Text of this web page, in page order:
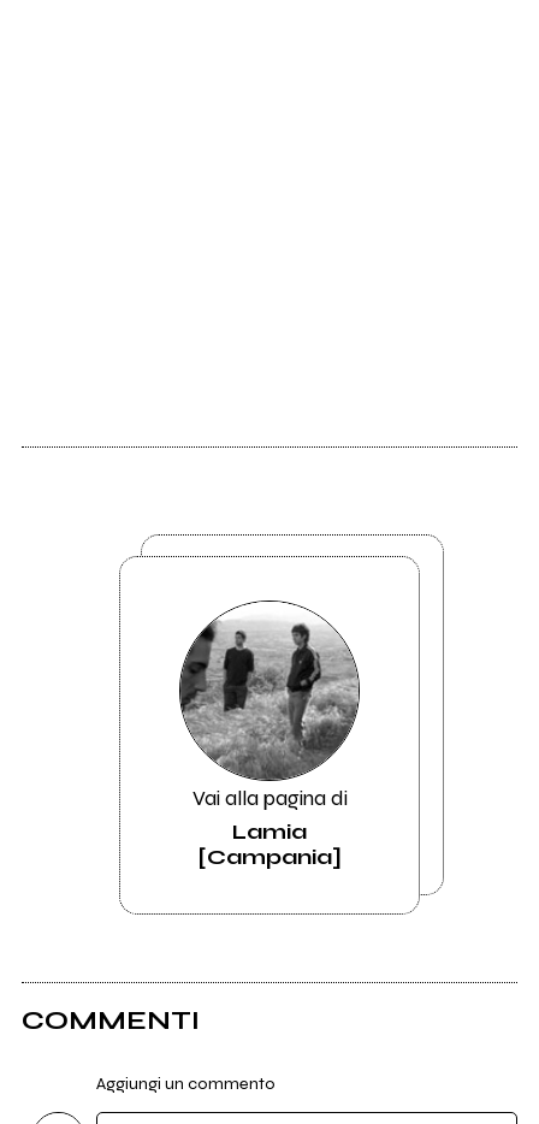
Vai alla pagina di
Lamia
[Campania]
COMMENTI
Aggiungi un commento